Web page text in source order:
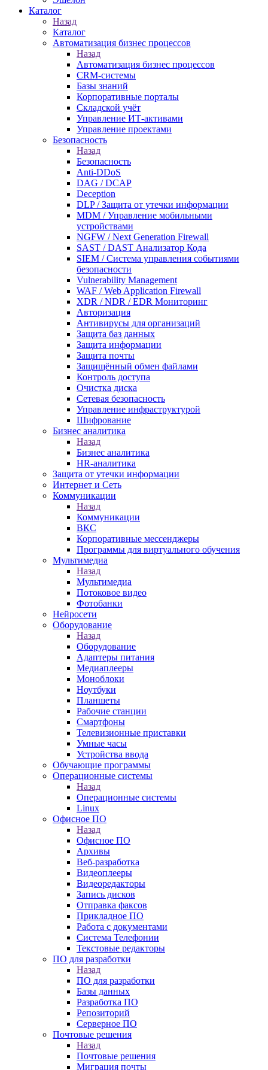
Каталог
Назад
Каталог
Автоматизация бизнес процессов
Назад
Автоматизация бизнес процессов
CRM-системы
Базы знаний
Корпоративные порталы
Складской учёт
Управление ИТ-активами
Управление проектами
Безопасность
Назад
Безопасность
Anti-DDoS
DAG / DCAP
Deception
DLP / Защита от утечки информации
MDM / Управление мобильными
устройствами
NGFW / Next Generation Firewall
SAST / DAST Анализатор Кода
SIEM / Система управления событиями
безопасности
Vulnerability Management
WAF / Web Application Firewall
XDR / NDR / EDR Мониторинг
Авторизация
Антивирусы для организаций
Защита баз данных
Защита информации
Защита почты
Защищённый обмен файлами
Контроль доступа
Очистка диска
Сетевая безопасность
Управление инфраструктурой
Шифрование
Бизнес аналитика
Назад
Бизнес аналитика
HR-аналитика
Защита от утечки информации
Интернет и Сеть
Коммуникации
Назад
Коммуникации
ВКС
Корпоративные мессенджеры
Программы для виртуального обучения
Мультимедиа
Назад
Мультимедиа
Потоковое видео
Фотобанки
Нейросети
Оборудование
Назад
Оборудование
Адаптеры питания
Медиаплееры
Моноблоки
Ноутбуки
Планшеты
Рабочие станции
Смартфоны
Телевизионные приставки
Умные часы
Устройства ввода
Обучающие программы
Операционные системы
Назад
Операционные системы
Linux
Офисное ПО
Назад
Офисное ПО
Архивы
Веб-разработка
Видеоплееры
Видеоредакторы
Запись дисков
Отправка факсов
Прикладное ПО
Работа с документами
Система Телефонии
Текстовые редакторы
ПО для разработки
Назад
ПО для разработки
Базы данных
Разработка ПО
Репозиторий
Серверное ПО
Почтовые решения
Назад
Почтовые решения
Миграция почты